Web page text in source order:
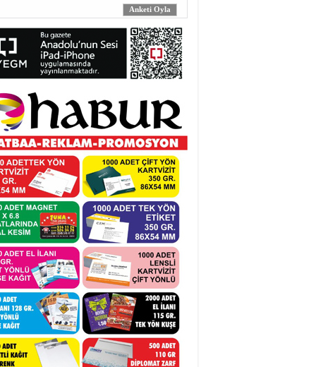
Mahabat İskenderoğlu
TAVUKLAR İŞLERİNİ İHMAL
EDİNCE
Mecit Akgül